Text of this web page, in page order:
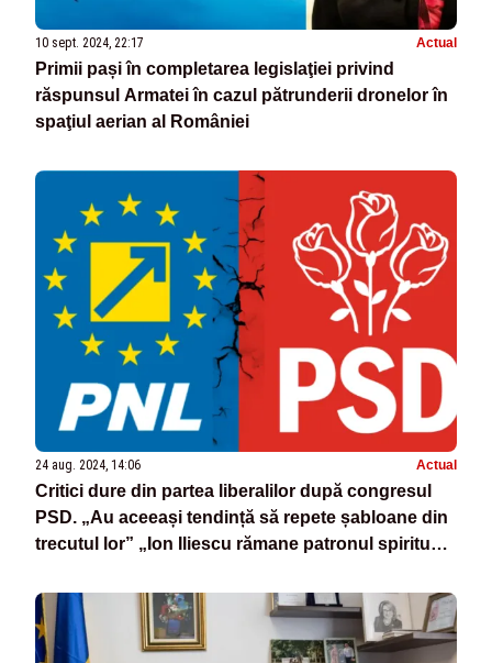
10 sept. 2024, 22:17 Actual
Primii pași în completarea legislaţiei privind
răspunsul Armatei în cazul pătrunderii dronelor în
spaţiul aerian al României
24 aug. 2024, 14:06 Actual
Critici dure din partea liberalilor după congresul
PSD. „Au aceeași tendință să repete șabloane din
trecutul lor” „Ion Iliescu rămane patronul spiritual